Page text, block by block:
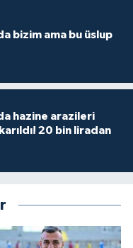
bizim ama bu üslup
hazine arazileri
20 bin liradan